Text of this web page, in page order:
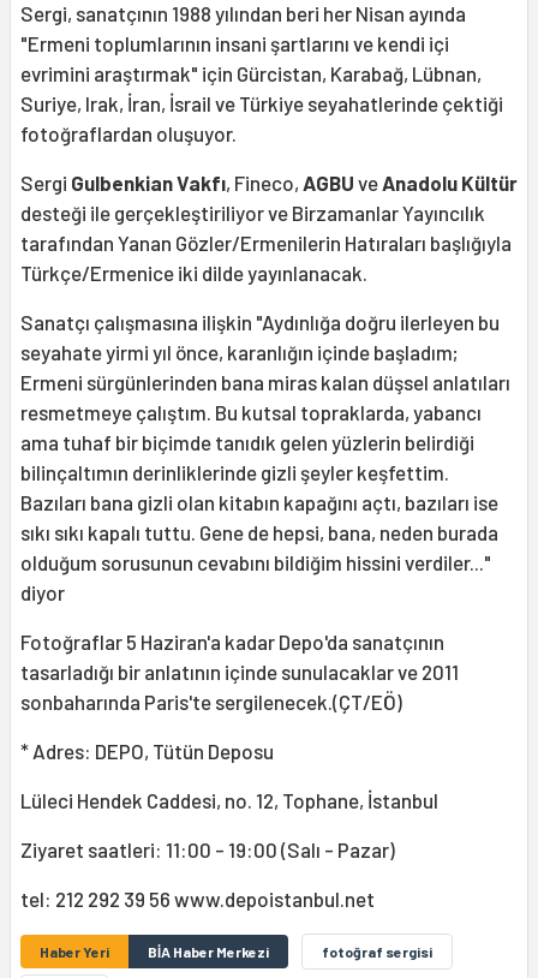
Sergi, sanatçının 1988 yılından beri her Nisan ayında
"Ermeni toplumlarının insani şartlarını ve kendi içi
evrimini araştırmak" için Gürcistan, Karabağ, Lübnan,
Suriye, Irak, İran, İsrail ve Türkiye seyahatlerinde çektiği
fotoğraflardan oluşuyor.
Sergi Gulbenkian Vakfı, Fineco, AGBU veAnadolu Kültür
desteği ile gerçekleştiriliyor ve Birzamanlar Yayıncılık
tarafından Yanan Gözler/Ermenilerin Hatıraları başlığıyla
Türkçe/Ermenice iki dilde yayınlanacak.
Sanatçı çalışmasına ilişkin "Aydınlığa doğru ilerleyen bu
seyahate yirmi yıl önce, karanlığın içinde başladım;
Ermeni sürgünlerinden bana miras kalan düşsel anlatıları
resmetmeye çalıştım. Bu kutsal topraklarda, yabancı
ama tuhaf bir biçimde tanıdık gelen yüzlerin belirdiği
bilinçaltımın derinliklerinde gizli şeyler keşfettim.
Bazıları bana gizli olan kitabın kapağını açtı, bazıları ise
sıkı sıkı kapalı tuttu. Gene de hepsi, bana, neden burada
olduğum sorusunun cevabını bildiğim hissini verdiler..."
diyor
Fotoğraflar 5 Haziran'a kadar Depo'da sanatçının
tasarladığı bir anlatının içinde sunulacaklar ve 2011
sonbaharında Paris'te sergilenecek.(ÇT/EÖ)
* Adres: DEPO, Tütün Deposu
Lüleci Hendek Caddesi, no. 12, Tophane, İstanbul
Ziyaret saatleri: 11:00 - 19:00 (Salı - Pazar)
tel: 212 292 39 56 www.depoistanbul.net
Haber Yeri BİA Haber Merkezi fotoğraf sergisi